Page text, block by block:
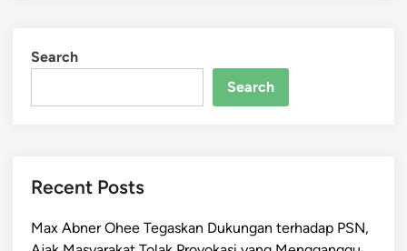
Search
Search
Recent Posts
Max Abner Ohee Tegaskan Dukungan terhadap PSN,